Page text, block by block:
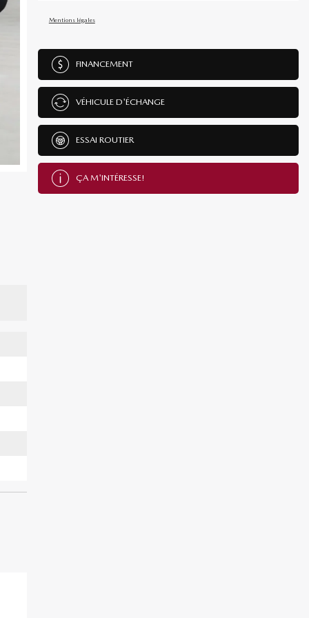
Mentions légales
FINANCEMENT
VÉHICULE D'ÉCHANGE
ESSAI ROUTIER
ÇA M'INTÉRESSE!